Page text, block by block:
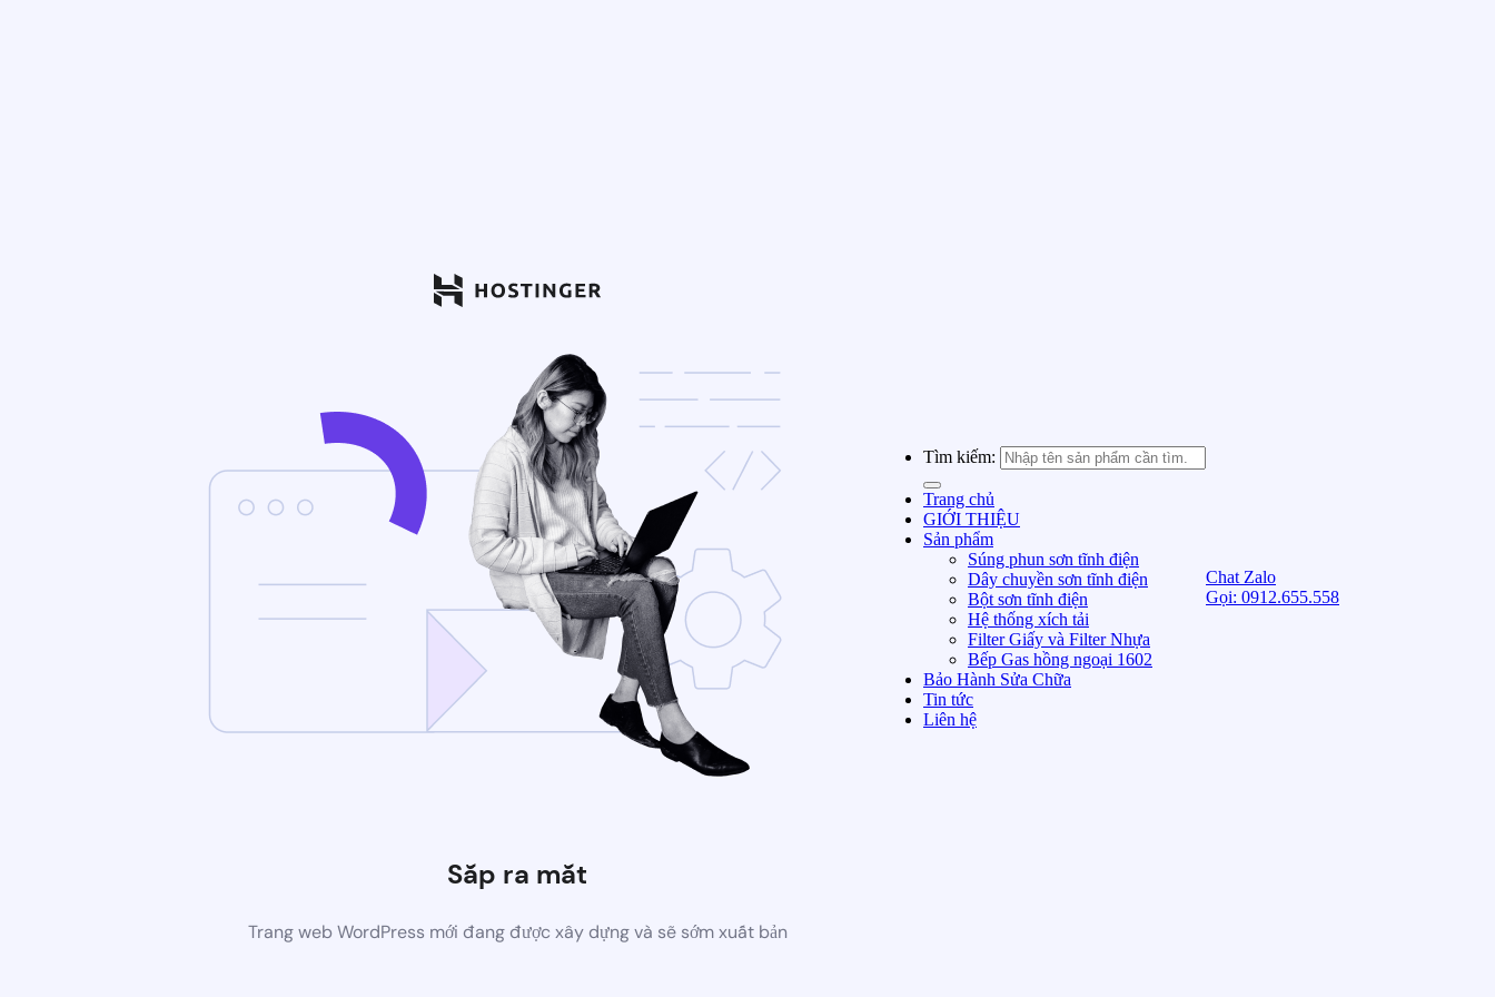
Sắp ra mắt
Trang web WordPress mới đang được xây dựng và sẽ sớm xuất bản
Tìm kiếm:
Trang chủ
GIỚI THIỆU
Sản phẩm
Súng phun sơn tĩnh điện
Dây chuyền sơn tĩnh điện
Bột sơn tĩnh điện
Hệ thống xích tải
Filter Giấy và Filter Nhựa
Bếp Gas hồng ngoại 1602
Bảo Hành Sửa Chữa
Tin tức
Liên hệ
Chat Zalo
Gọi: 0912.655.558